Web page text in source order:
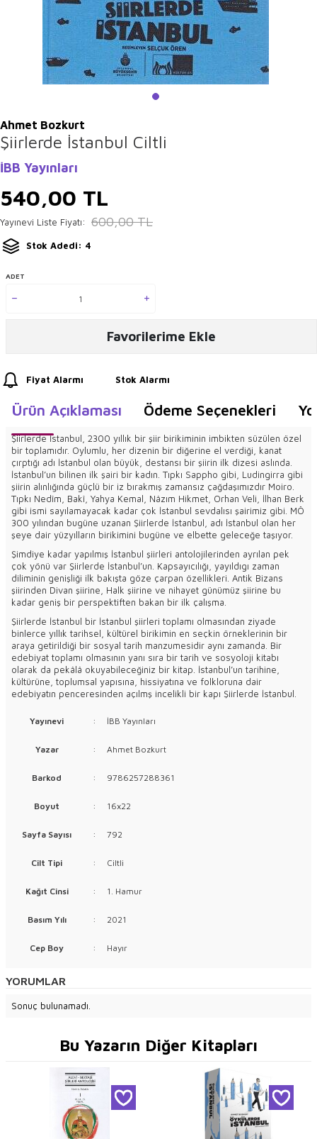
Ahmet Bozkurt
Şiirlerde İstanbul Ciltli
İBB Yayınları
540,00 TL
Yayınevi Liste Fiyatı: 600,00TL
Stok Adedi: 4
ADET
Favorilerime Ekle
Fiyat Alarmı Stok Alarmı
Ürün Açıklaması Ödeme Seçenekleri
Şiirlerde İstanbul, 2300 yıllık bir şiir birikiminin imbikten süzülen özel
bir toplamıdır. Oylumlu, her dizenin bir diğerine el verdiği, kanat
çırptığı adı İstanbul olan büyük, destansı bir şiirin ilk dizesi aslında.
İstanbul’un bilinen ilk şairi bir kadın. Tıpkı Sappho gibi, Ludingirra gibi
şiirin alınlığında güçlü bir iz bırakmış zamansız çağdaşımızdır Moiro.
Tıpkı Nedîm, Bakî, Yahya Kemal, Nâzım Hikmet, Orhan Veli, İlhan Berk
gibi ismi sayılamayacak kadar çok İstanbul sevdalısı şairimiz gibi. MÖ
300 yılından bugüne uzanan Şiirlerde İstanbul, adı İstanbul olan her
şeye dair yüzyılların birikimini bugüne ve elbette geleceğe taşıyor.
Şimdiye kadar yapılmış İstanbul şiirleri antolojilerinden ayrılan pek
çok yönü var Şiirlerde İstanbul’un. Kapsayıcılığı, yayıldıgı zaman
diliminin genişliği ilk bakışta göze çarpan özellikleri. Antik Bizans
şiirinden Divan şiirine, Halk şiirine ve nihayet günümüz şiirine bu
kadar geniş bir perspektiften bakan bir ilk çalışma.
Şiirlerde İstanbul bir İstanbul şiirleri toplamı olmasından ziyade
binlerce yıllık tarihsel, kültürel birikimin en seçkin örneklerinin bir
araya getirildiği bir sosyal tarih manzumesidir aynı zamanda. Bir
edebiyat toplamı olmasının yanı sıra bir tarih ve sosyoloji kitabı
olarak da pekâlâ okuyabileceğiniz bir kitap. İstanbul’un tarihine,
kültürüne, toplumsal yapısına, hissiyatına ve folkloruna dair
edebiyatın penceresinden açılmş incelikli bir kapı Şiirlerde İstanbul.
Yayınevi : İBB Yayınları
Yazar : Ahmet Bozkurt
Barkod : 9786257288361
Boyut : 16x22
Sayfa Sayısı : 792
Cilt Tipi : Ciltli
Kağıt Cinsi : 1. Hamur
Basım Yılı : 2021
Cep Boy : Hayır
YORUMLAR
Sonuç bulunamadı.
Bu Yazarın Diğer Kitapları